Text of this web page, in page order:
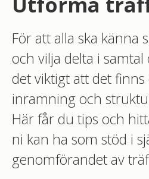
För att alla ska känna
och vilja delta i
det viktigt att det
inramning och
Här får du tips och
ni kan ha som stöd i
genomförandet av